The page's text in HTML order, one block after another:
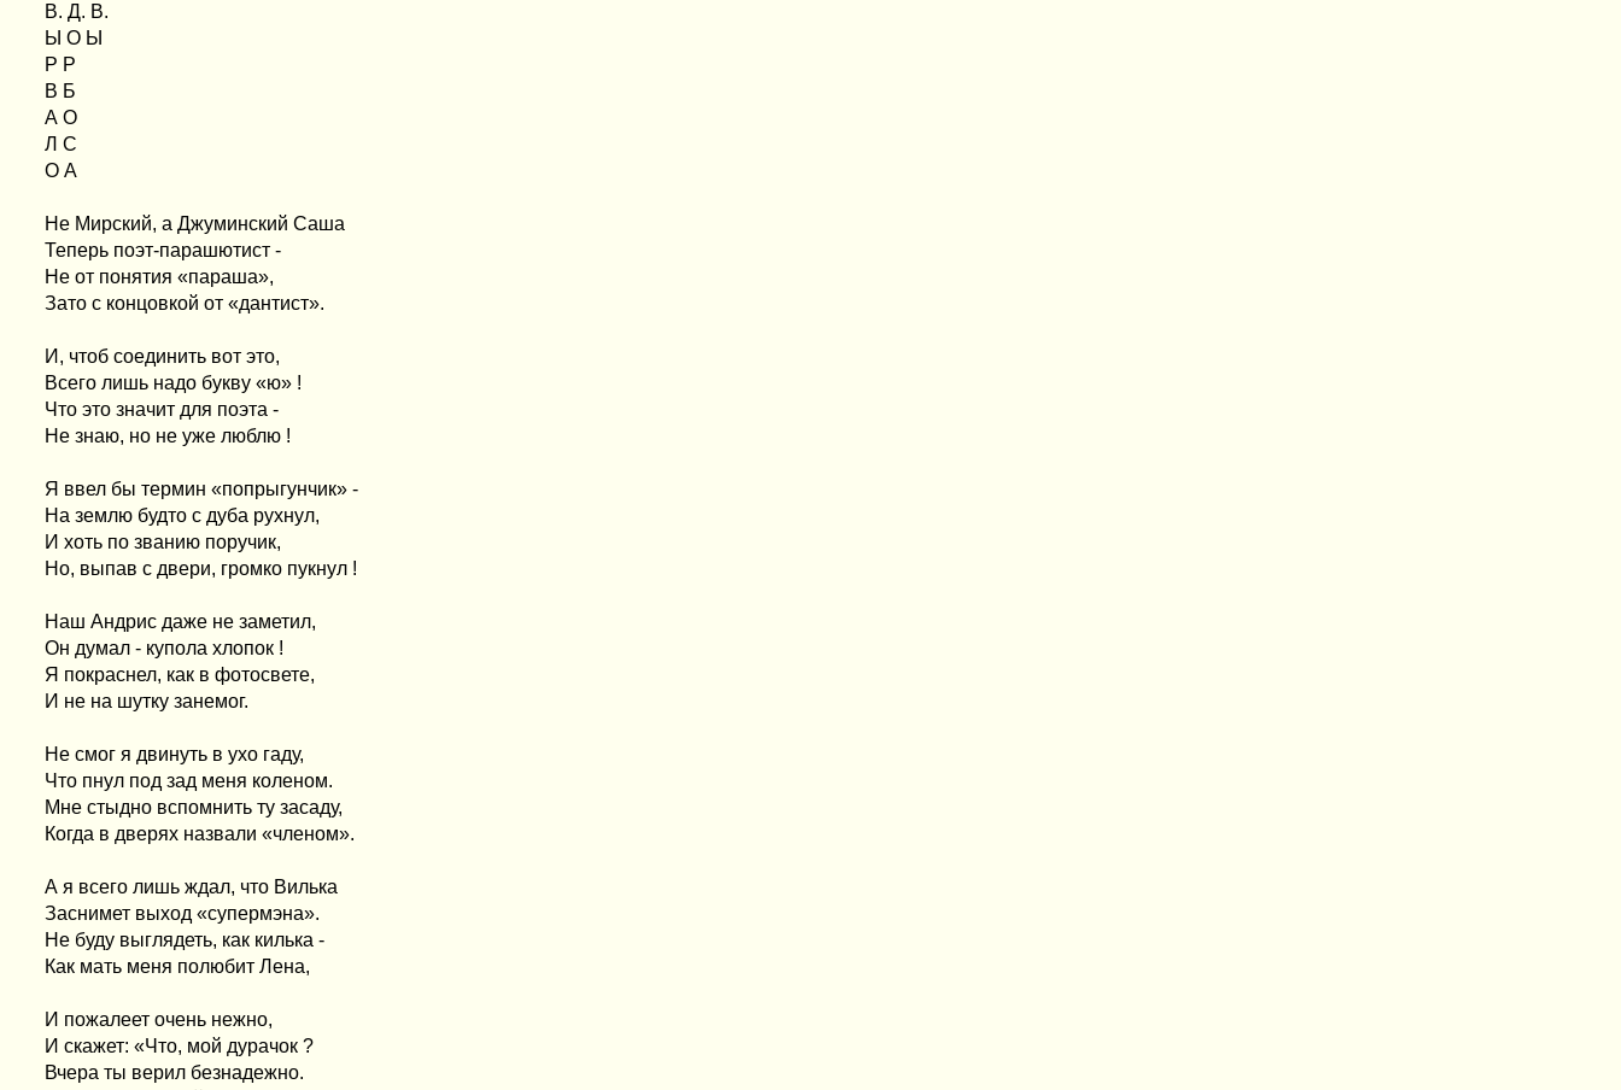
В. Д. В.
Ы О Ы
Р Р
В Б
А О
Л С
О А
Не Мирский, а Джуминский Саша
Теперь поэт-парашютист -
Не от понятия «параша»,
Зато с концовкой от «дантист».
И, чтоб соединить вот это,
Всего лишь надо букву «ю» !
Что это значит для поэта -
Не знаю, но не уже люблю !
Я ввел бы термин «попрыгунчик» -
На землю будто с дуба рухнул,
И хоть по званию поручик,
Но, выпав с двери, громко пукнул !
Наш Андрис даже не заметил,
Он думал - купола хлопок !
Я покраснел, как в фотосвете,
И не на шутку занемог.
Не смог я двинуть в ухо гаду,
Что пнул под зад меня коленом.
Мне стыдно вспомнить ту засаду,
Когда в дверях назвали «членом».
А я всего лишь ждал, что Вилька
Заснимет выход «супермэна».
Не буду выглядеть, как килька -
Как мать меня полюбит Лена,
И пожалеет очень нежно,
И скажет: «Что, мой дурачок ?
Вчера ты верил безнадежно.